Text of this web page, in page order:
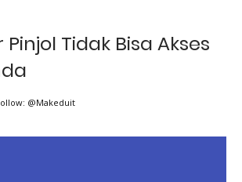
Tidak Bisa Akses
@Makeduit